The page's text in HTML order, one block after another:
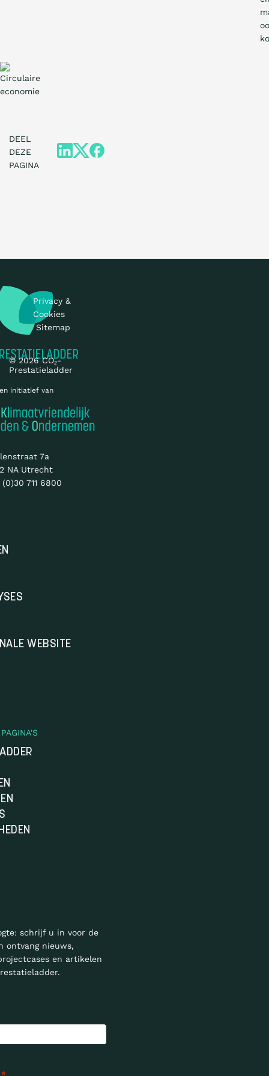
DEEL
DEZE
PAGINA
initiatief van
7a
NA Utrecht
(0)30 711 6800
WEBSITE
schrijf u in voor de
ontvang nieuws,
en artikelen
© 2026 CO₂-
Prestatieladder
Privacy &
Cookies
Sitemap